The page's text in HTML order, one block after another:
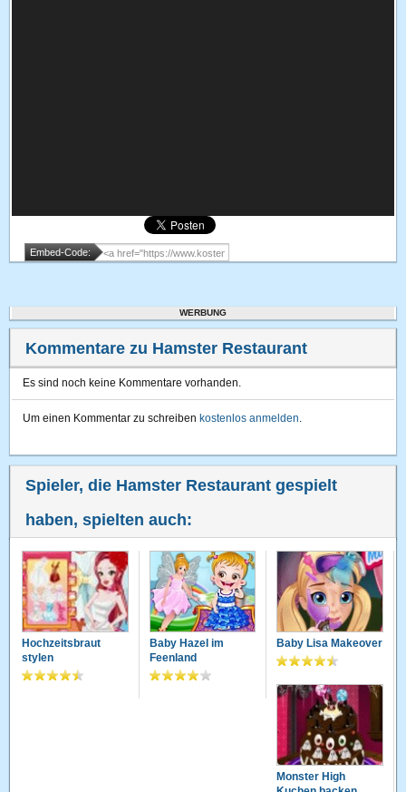
Embed-Code:
WERBUNG
Kommentare zu Hamster Restaurant
Es sind noch keine Kommentare vorhanden.
Um einen Kommentar zu schreiben kostenlos anmelden.
Spieler, die Hamster Restaurant gespielt
haben, spielten auch:
Hochzeitsbraut
stylen
Baby Hazel im
Feenland
Baby Lisa Makeover
Monster High